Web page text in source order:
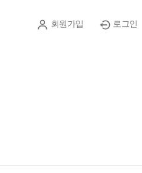
회원가입 로그인